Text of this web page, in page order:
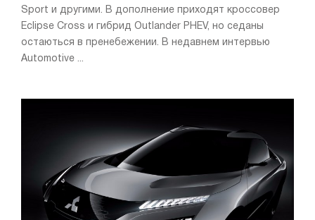
Sport и другими. В дополнение приходят кроссовер
Eclipse Cross и гибрид Outlander PHEV, но седаны
остаються в пренебежении. В недавнем интервью
Automotive ...